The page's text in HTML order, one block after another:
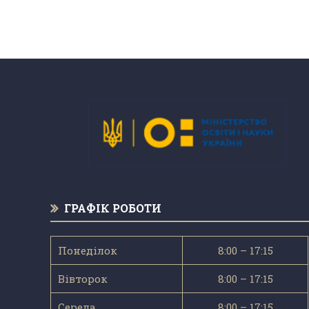
ГРАФІК РОБОТИ
Понеділок 8:00 – 17:15
Вівторок 8:00 – 17:15